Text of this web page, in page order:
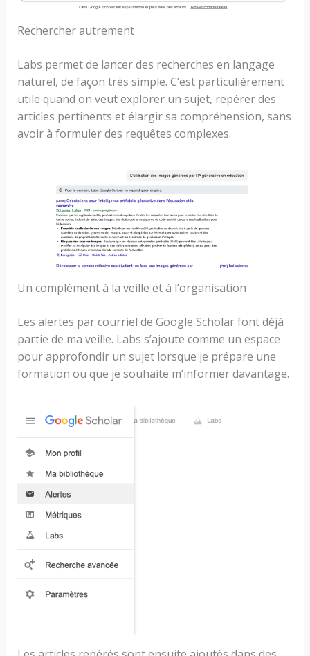
Rechercher autrement
Labs permet de lancer des recherches en langage
naturel, de façon très simple. C’est particulièrement
utile quand on veut explorer un sujet, repérer des
articles pertinents et élargir sa compréhension, sans
avoir à formuler des requêtes complexes.
Un complément à la veille et à l’organisation
Les alertes par courriel de Google Scholar font déjà
partie de ma veille. Labs s’ajoute comme un espace
pour approfondir un sujet lorsque je prépare une
formation ou que je souhaite m’informer davantage.